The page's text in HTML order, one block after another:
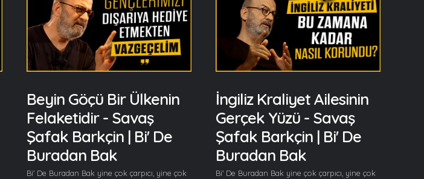
Beyin Göçü Bir Ülkenin
Felaketidir - Savaş
Şafak Barkçin | Bi' De
Buradan Bak
Bi' De Buradan Bak yine çok çarpıcı, yine çok
İngiliz Kraliyet Ailesinin
Gerçek Yüzü - Savaş
Şafak Barkçin | Bi' De
Buradan Bak
Bi' De Buradan Bak yine çok çarpıcı, yine çok